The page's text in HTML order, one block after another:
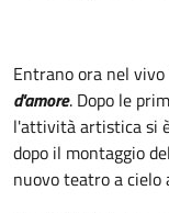
Entrano ora nel
d'amore. Dopo le
l'attività artistica si
dopo il montaggio
nuovo teatro a